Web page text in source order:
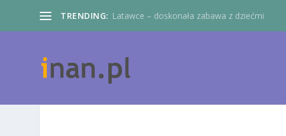
TRENDING: Latawce – doskonała zabawa z dziećmi